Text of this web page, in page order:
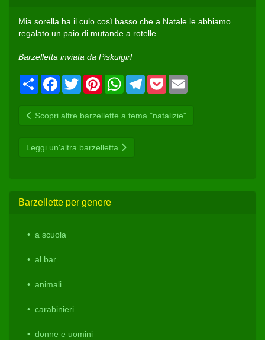
Mia sorella ha il culo così basso che a Natale le abbiamo
regalato un paio di mutande a rotelle...
Barzelletta inviata da Piskuigirl
CondividiFacebook
Twitter PinterestWhatsAppTelegram
Pocket
Scopri altre barzellette a tema "natalizie"
Leggi un'altra barzelletta
Barzellette per genere
a scuola
al bar
animali
carabinieri
donne e uomini